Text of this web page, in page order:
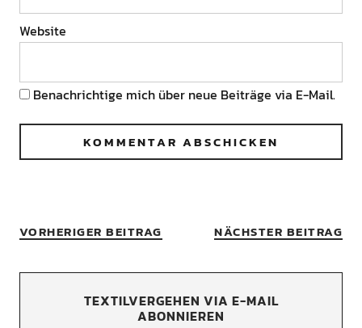
Website
Benachrichtige mich über neue Beiträge via E-Mail.
VORHERIGER BEITRAG NÄCHSTER BEITRAG
TEXTILVERGEHEN VIA E-MAIL
ABONNIEREN